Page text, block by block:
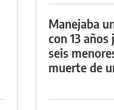
Manejaba
con 13
seis
muerte de